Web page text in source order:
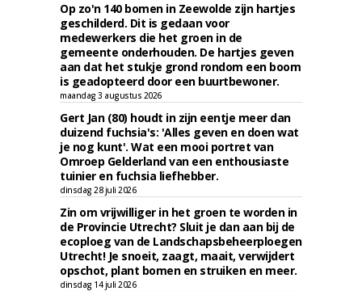
Op zo'n 140 bomen in Zeewolde zijn hartjes
geschilderd. Dit is gedaan voor
medewerkers die het groen in de
gemeente onderhouden. De hartjes geven
aan dat het stukje grond rondom een boom
is geadopteerd door een buurtbewoner.
maandag 3 augustus 2026
Gert Jan (80) houdt in zijn eentje meer dan
duizend fuchsia's: 'Alles geven en doen wat
je nog kunt'. Wat een mooi portret van
Omroep Gelderland van een enthousiaste
tuinier en fuchsia liefhebber.
dinsdag 28 juli 2026
Zin om vrijwilliger in het groen te worden in
de Provincie Utrecht? Sluit je dan aan bij de
ecoploeg van de Landschapsbeheerploegen
Utrecht! Je snoeit, zaagt, maait, verwijdert
opschot, plant bomen en struiken en meer.
dinsdag 14 juli 2026